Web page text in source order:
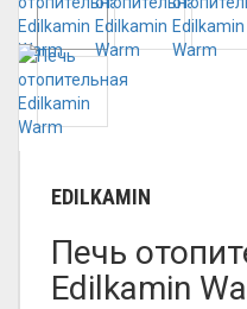
EDILKAMIN
Печь
Edilkamin